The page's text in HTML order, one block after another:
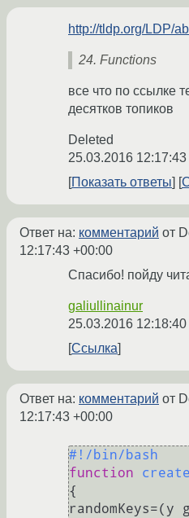
http://tldp.org/LDP/
24. Functions
все что по ссылке
десятков топиков
Deleted
25.03.2016
Показать ответы
Ответ на: комментарий от
12:17:43 +00:00
Спасибо! пойду
galiullinainur
25.03.2016
Ссылка
Ответ на: комментарий от
12:17:43 +00:00
#!/bin/bash
function
create
{